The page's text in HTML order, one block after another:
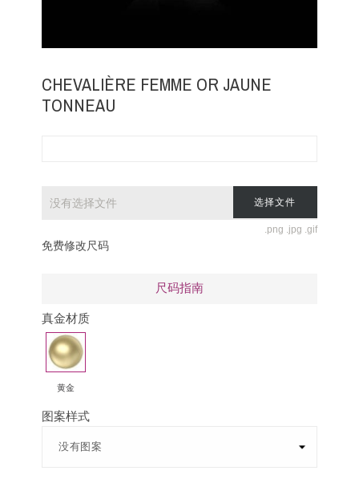
CHEVALIÈRE FEMME OR JAUNE
TONNEAU
没有选择文件 选择文件
.png .jpg .gif
免费修改尺码
尺码指南
真金材质
黄
金
黄金
图案样式